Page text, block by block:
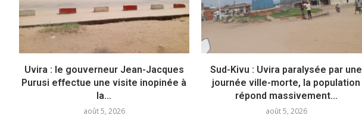
Uvira : le gouverneur Jean-Jacques
Purusi effectue une visite inopinée à
la...
août 5, 2026
Sud-Kivu : Uvira paralysée par une
journée ville-morte, la population
répond massivement...
août 5, 2026